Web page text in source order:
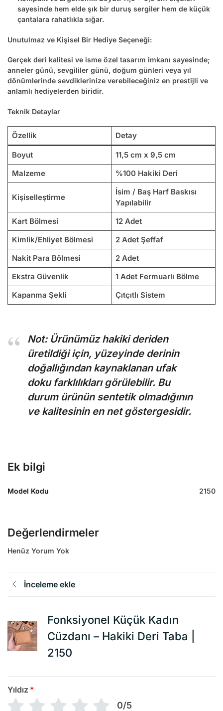
sayesinde hem elde şık bir duruş sergiler hem de küçük
çantalara rahatlıkla sığar.
Unutulmaz ve Kişisel Bir Hediye Seçeneği:
Gerçek deri kalitesi ve isme özel tasarım imkanı sayesinde;
anneler günü, sevgililer günü, doğum günleri veya yıl
dönümlerinde sevdiklerinize verebileceğiniz en prestijli ve
anlamlı hediyelerden biridir.
Teknik Detaylar
Özellik Detay
Boyut
11,5 cm x 9,5 cm
Malzeme
%100 Hakiki Deri
Kişiselleştirme
İsim / Baş Harf Baskısı
Yapılabilir
Kart Bölmesi
12 Adet
Kimlik/Ehliyet Bölmesi
2 Adet Şeffaf
Nakit Para Bölmesi
2 Adet
Ekstra Güvenlik
1 Adet Fermuarlı Bölme
Kapanma Şekli
Çıtçıtlı Sistem
Not: Ürünümüz hakiki deriden
üretildiği için, yüzeyinde derinin
doğallığından kaynaklanan ufak
doku farklılıkları görülebilir. Bu
durum ürünün sentetik olmadığının
ve kalitesinin en net göstergesidir.
Ek bilgi
Model Kodu 2150
Değerlendirmeler
Henüz Yorum Yok
İnceleme ekle
Fonksiyonel Küçük Kadın
Cüzdanı – Hakiki Deri Taba |
2150
Yıldız *
0/5